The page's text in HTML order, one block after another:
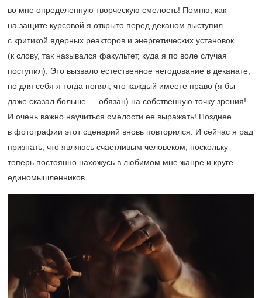
во мне определенную творческую смелость! Помню, как
на защите курсовой я открыто перед деканом выступил
с критикой ядерных реакторов и энергетических установок
(к слову, так назывался факультет, куда я по воле случая
поступил). Это вызвало естественное негодование в деканате,
но для себя я тогда понял, что каждый имеете право (я бы
даже сказал больше — обязан) на собственную точку зрения!
И очень важно научиться смелости ее выражать! Позднее
в фотографии этот сценарий вновь повторился. И сейчас я рад
признать, что являюсь счастливым человеком, поскольку
теперь постоянно нахожусь в любимом мне жанре и круге
единомышленников.